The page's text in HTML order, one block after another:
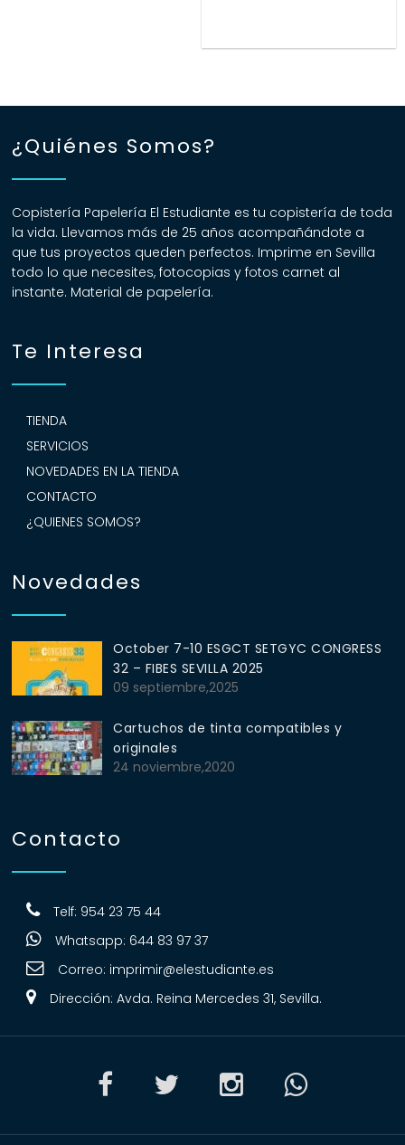
¿Quiénes Somos?
Copistería Papelería El Estudiante es tu copistería de toda
la vida. Llevamos más de 25 años acompañándote a
que tus proyectos queden perfectos. Imprime en Sevilla
todo lo que necesites, fotocopias y fotos carnet al
instante. Material de papelería.
Te Interesa
TIENDA
SERVICIOS
NOVEDADES EN LA TIENDA
CONTACTO
¿QUIENES SOMOS?
Novedades
October 7-10 ESGCT SETGYC CONGRESS
32 – FIBES SEVILLA 2025
09 septiembre,2025
Cartuchos de tinta compatibles y
originales
24 noviembre,2020
Contacto
Telf: 954 23 75 44
Whatsapp: 644 83 97 37
Correo: imprimir@elestudiante.es
Dirección: Avda. Reina Mercedes 31, Sevilla.